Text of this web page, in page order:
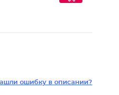
ошибку в описании?